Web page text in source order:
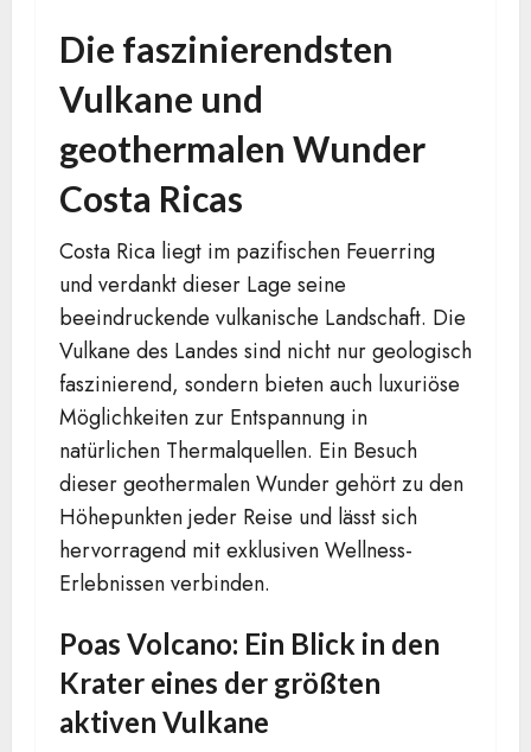
Die faszinierendsten
Vulkane und
geothermalen Wunder
Costa Ricas
Costa Rica liegt im pazifischen Feuerring
und verdankt dieser Lage seine
beeindruckende vulkanische Landschaft. Die
Vulkane des Landes sind nicht nur geologisch
faszinierend, sondern bieten auch luxuriöse
Möglichkeiten zur Entspannung in
natürlichen Thermalquellen. Ein Besuch
dieser geothermalen Wunder gehört zu den
Höhepunkten jeder Reise und lässt sich
hervorragend mit exklusiven Wellness-
Erlebnissen verbinden.
Poas Volcano: Ein Blick in den
Krater eines der größten
aktiven Vulkane